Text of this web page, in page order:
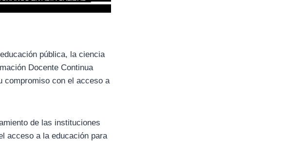
pública, la ciencia
Docente Continua
compromiso con el acceso a
de las instituciones
acceso a la educación para